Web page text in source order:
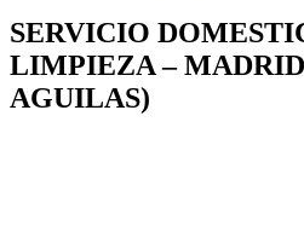
SERVICIO
LIMPIEZA –
AGUILAS)